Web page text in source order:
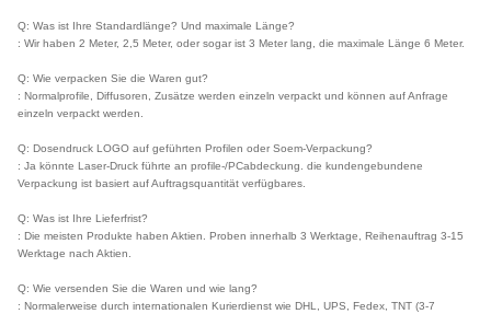
Q: Was ist Ihre Standardlänge? Und maximale Länge?
: Wir haben 2 Meter, 2,5 Meter, oder sogar ist 3 Meter lang, die maximale Länge 6 Meter.
Q: Wie verpacken Sie die Waren gut?
: Normalprofile, Diffusoren, Zusätze werden einzeln verpackt und können auf Anfrage
einzeln verpackt werden.
Q: Dosendruck LOGO auf geführten Profilen oder Soem-Verpackung?
: Ja könnte Laser-Druck führte an profile-/PCabdeckung. die kundengebundene
Verpackung ist basiert auf Auftragsquantität verfügbares.
Q: Was ist Ihre Lieferfrist?
: Die meisten Produkte haben Aktien. Proben innerhalb 3 Werktage, Reihenauftrag 3-15
Werktage nach Aktien.
Q: Wie versenden Sie die Waren und wie lang?
: Normalerweise durch internationalen Kurierdienst wie DHL, UPS, Fedex, TNT (3-7